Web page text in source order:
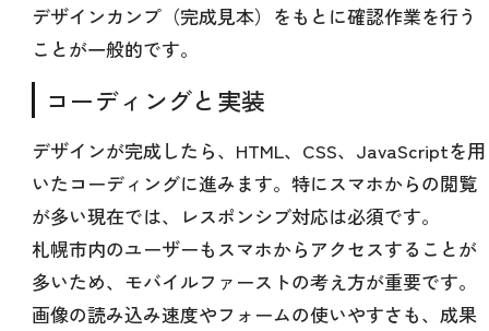
デザインカンプ（完成見本）をもとに確認作業を行う
ことが一般的です。
コーディングと実装
デザインが完成したら、HTML、CSS、JavaScriptを用
いたコーディングに進みます。特にスマホからの閲覧
が多い現在では、レスポンシブ対応は必須です。
札幌市内のユーザーもスマホからアクセスすることが
多いため、モバイルファーストの考え方が重要です。
画像の読み込み速度やフォームの使いやすさも、成果